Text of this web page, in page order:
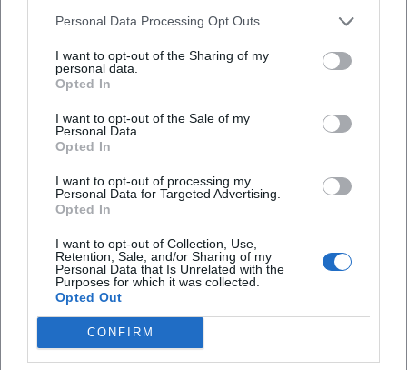
Personal Data Processing Opt Outs
I want to opt-out of the Sharing of my
personal data.
Opted In
I want to opt-out of the Sale of my
Personal Data.
Opted In
I want to opt-out of processing my
Personal Data for Targeted Advertising.
Opted In
I want to opt-out of Collection, Use,
Retention, Sale, and/or Sharing of my
Personal Data that Is Unrelated with the
Purposes for which it was collected.
Opted Out
CONFIRM
Findet die Franken Classic bei jedem Wetter
statt?